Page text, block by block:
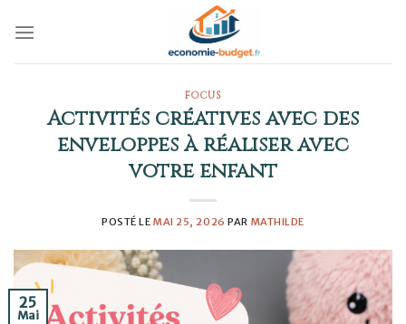
FOCUS
Activités créatives avec des
enveloppes à réaliser avec
votre enfant
POSTÉ LE MAI 25, 2026 PAR MATHILDE
25
Mai